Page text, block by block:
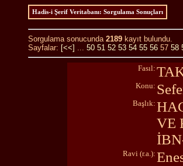
Hadis-i Şerif Veritabanı: Sorgulama Sonuçları
Sorgulama sonucunda 2189 kayıt bulundu.
Sayfalar: [<<] ... 50 51 52 53 54 55 56 57 58
Fasıl:
Konu:
Başlık:
VE
Ravi (r.a.):